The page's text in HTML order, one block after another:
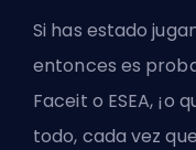
Si has estado
entonces es
Faceit o ESEA, ¡o
todo, cada vez